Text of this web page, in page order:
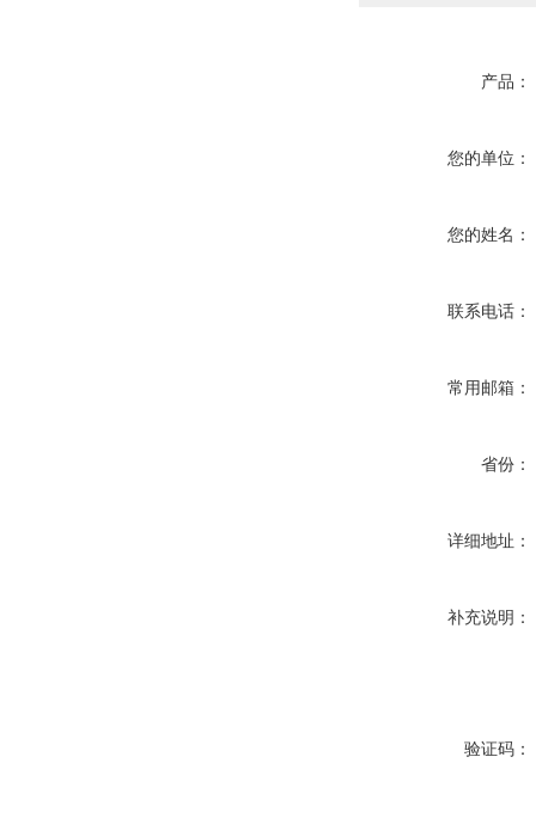
产品：
您的单位：
您的姓名：
联系电话：
常用邮箱：
省份：
详细地址：
补充说明：
验证码：